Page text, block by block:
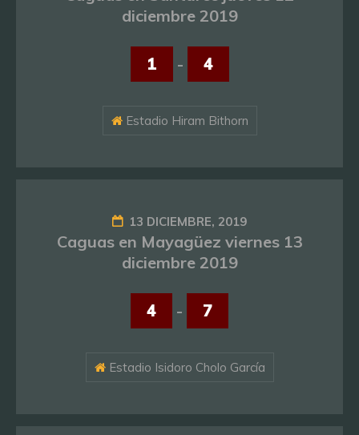
diciembre 2019
1 - 4
Estadio Hiram Bithorn
13 DICIEMBRE, 2019
Caguas en Mayagüez viernes 13
diciembre 2019
4 - 7
Estadio Isidoro Cholo García